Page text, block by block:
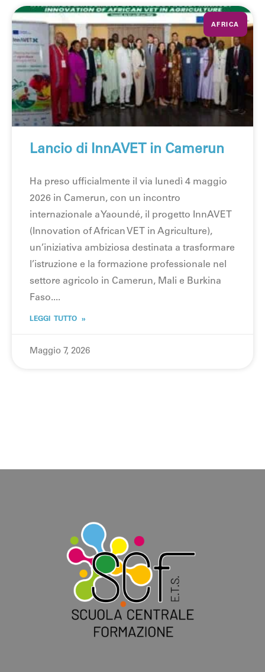
AFRICA
Lancio di InnAVET in Camerun
Ha preso ufficialmente il via lunedì 4 maggio
2026 in Camerun, con un incontro
internazionale a Yaoundé, il progetto InnAVET
(Innovation of African VET in Agriculture),
un’iniziativa ambiziosa destinata a trasformare
l’istruzione e la formazione professionale nel
settore agricolo in Camerun, Mali e Burkina
Faso.
LEGGI TUTTO »
Maggio 7, 2026